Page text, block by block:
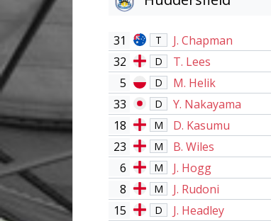
31 T
J. Chapman
32
D
T. Lees
5
D M. Helik
33 D Y. Nakayama
18 M
D. Kasumu
23
M
B. Wiles
6
M J. Hogg
8 M
J. Rudoni
15
D
J. Headley